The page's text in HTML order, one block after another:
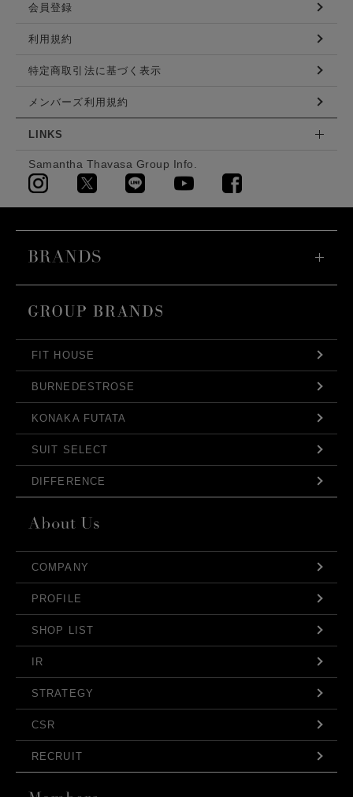
会員登録
利用規約
特定商取引法に基づく表示
メンバーズ利用規約
LINKS
Samantha Thavasa Group Info.
FIT HOUSE
BURNEDESTROSE
KONAKA FUTATA
SUIT SELECT
DIFFERENCE
COMPANY
PROFILE
SHOP LIST
IR
STRATEGY
CSR
RECRUIT